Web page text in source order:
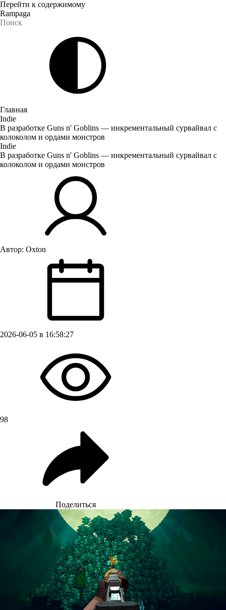
Перейти к содержимому
Rampaga
Главная
Indie
В разработке Guns n' Goblins — инкрементальный сурвайвал с
колоколом и ордами монстров
Indie
В разработке Guns n' Goblins — инкрементальный сурвайвал с
колоколом и ордами монстров
Автор: Oxton
2026-06-05 в 16:58:27
98
Поделиться